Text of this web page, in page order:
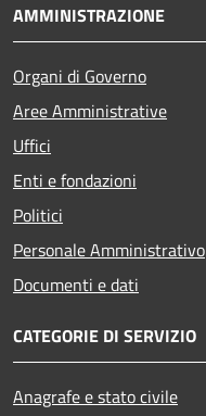
AMMINISTRAZIONE
Organi di Governo
Aree Amministrative
Uffici
Enti e fondazioni
Politici
Personale Amministrativo
Documenti e dati
CATEGORIE DI SERVIZIO
Anagrafe e stato civile